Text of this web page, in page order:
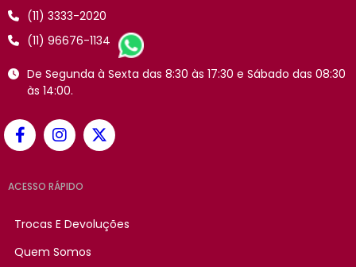
(11) 3333-2020
(11) 96676-1134
De Segunda à Sexta das 8:30 às 17:30 e Sábado das 08:30
às 14:00.
ACESSO RÁPIDO
Trocas E Devoluções
Quem Somos